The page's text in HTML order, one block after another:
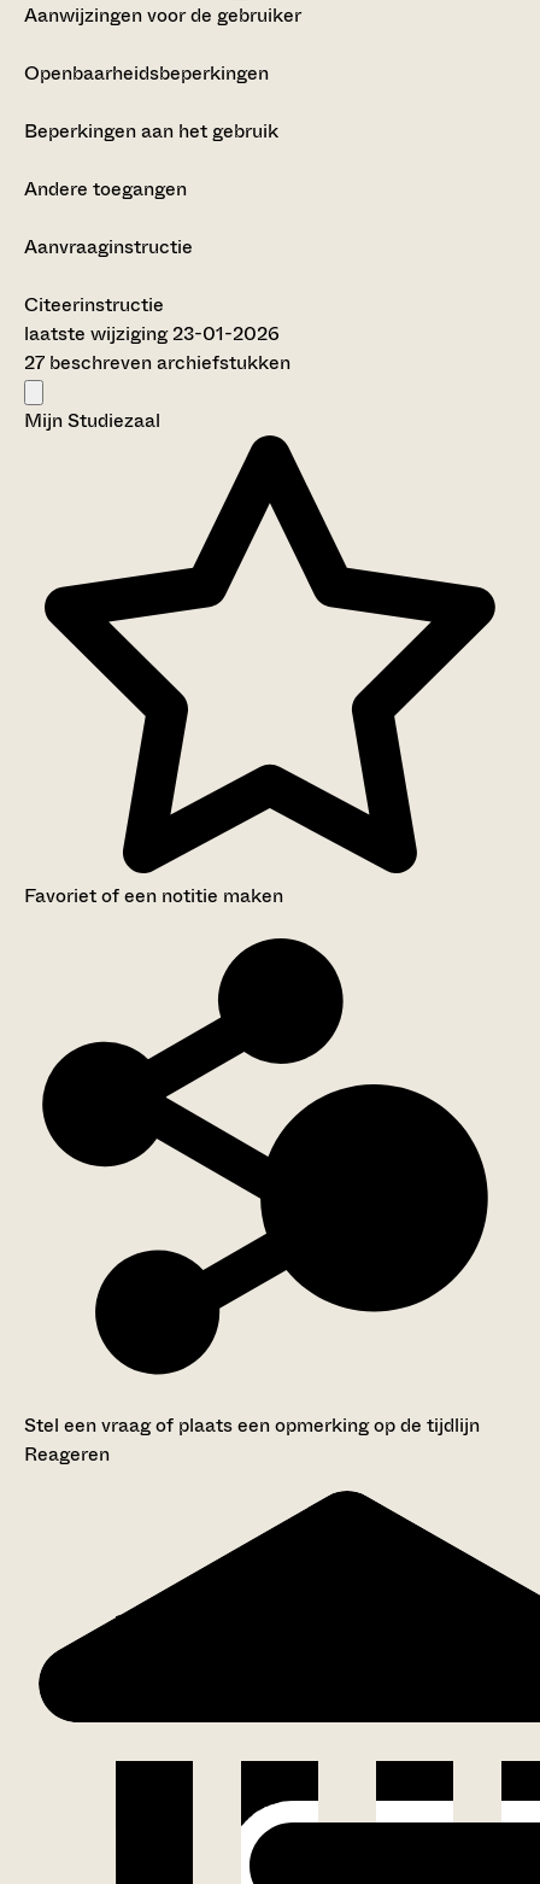
Aanwijzingen voor de gebruiker
Openbaarheidsbeperkingen
Beperkingen aan het gebruik
Andere toegangen
Aanvraaginstructie
Citeerinstructie
laatste wijziging 23-01-2026
27 beschreven archiefstukken
Mijn Studiezaal
Favoriet of een notitie maken
Stel een vraag of plaats een opmerking op de tijdlijn
Reageren